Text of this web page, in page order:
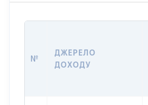
№
ДЖЕРЕЛО
ДОХОДУ